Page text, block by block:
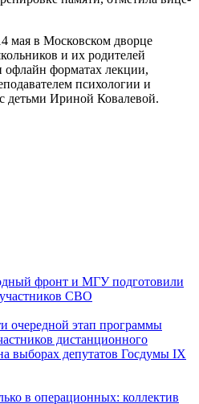
мая в Московском дворце
и их родителей
офлайн форматах лекции,
психологии и
детьми Ириной Ковалевой.
фронт и МГУ подготовили
участников СВО
этап программы
дистанционного
выборах депутатов Госдумы IX
в операционных: коллектив